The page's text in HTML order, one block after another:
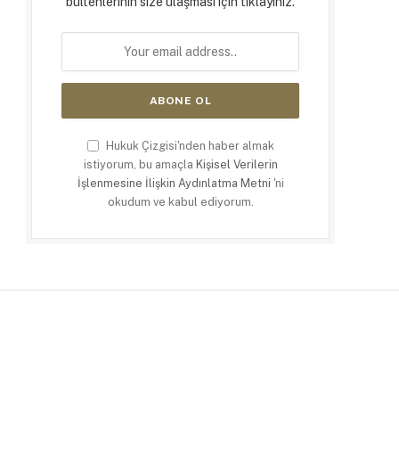
Hukuk Çizgisi'nden haber almak
istiyorum, bu amaçla Kişisel Verilerin
İşlenmesine İlişkin Aydınlatma Metni 'ni
okudum ve kabul ediyorum.